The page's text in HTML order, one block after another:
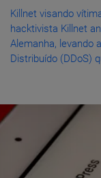
Killnet visando
hacktivista Killnet
Alemanha, levando
Distribuído (DDoS)